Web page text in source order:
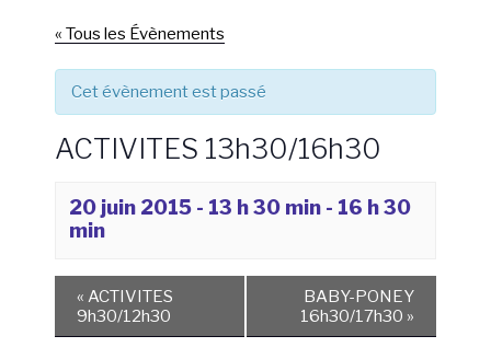
« Tous les Évènements
Cet évènement est passé
ACTIVITES 13h30/16h30
20 juin 2015 - 13 h 30 min - 16 h 30
min
« ACTIVITES
9h30/12h30
BABY-PONEY
16h30/17h30 »